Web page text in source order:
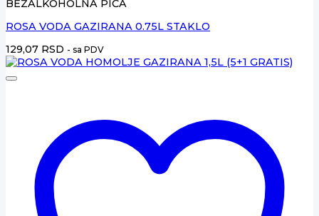
BEZALKOHOLNA PIĆA
ROSA VODA GAZIRANA 0.75L STAKLO
129,07 RSD - sa PDV